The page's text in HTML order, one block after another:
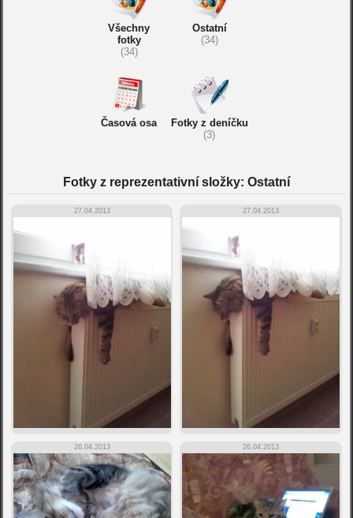
Všechny
fotky
(34)
Ostatní
(34)
Časová osa
Fotky z deníčku
(3)
Fotky z reprezentativní složky: Ostatní
27.04.2013 27.04.2013
26.04.2013 26.04.2013